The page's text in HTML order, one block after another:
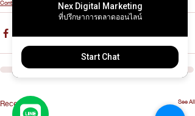
Content Marketing
Recent Posts See All
Nex Digital Marketing
ที่ปรึกษาการตลาดออนไลน์
Start Chat